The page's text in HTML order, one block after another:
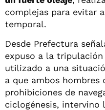
complejas para evitar
temporal.
Desde Prefectura
expuso a la
utilizado a una
a que ambos hombres
prohibiciones de
ciclogénesis, intervino